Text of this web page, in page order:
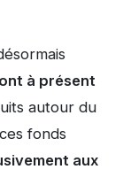
à présent
autour du
fonds
aux